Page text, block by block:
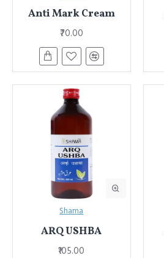
Anti Mark Cream
₹70.00
Shama
ARQ USHBA
₹105.00